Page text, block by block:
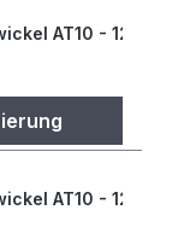
AT10 - 1200
AT10 - 1210